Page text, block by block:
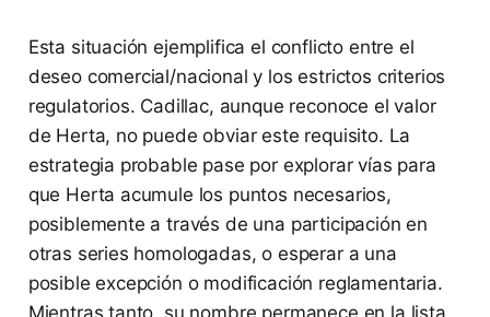
Esta situación ejemplifica el conflicto entre el
deseo comercial/nacional y los estrictos criterios
regulatorios. Cadillac, aunque reconoce el valor
de Herta, no puede obviar este requisito. La
estrategia probable pase por explorar vías para
que Herta acumule los puntos necesarios,
posiblemente a través de una participación en
otras series homologadas, o esperar a una
posible excepción o modificación reglamentaria.